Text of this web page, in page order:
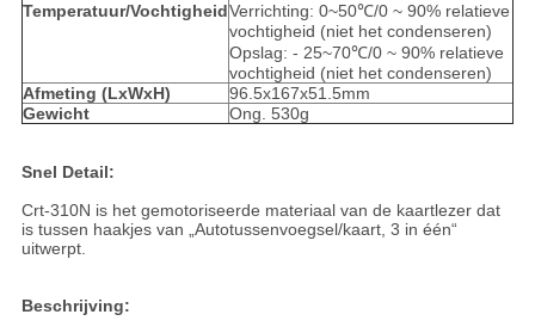
Temperatuur/VochtigheidVerrichting: 0~50℃/0 ~ 90% relatieve
vochtigheid (niet het condenseren)
Opslag: - 25~70℃/0 ~ 90% relatieve
vochtigheid (niet het condenseren)
Afmeting (LxWxH)
96.5x167x51.5mm
Gewicht
Ong. 530g
Snel Detail:
Crt-310N is het gemotoriseerde materiaal van de kaartlezer dat
is tussen haakjes van „Autotussenvoegsel/kaart, 3 in één“
uitwerpt.
Beschrijving: